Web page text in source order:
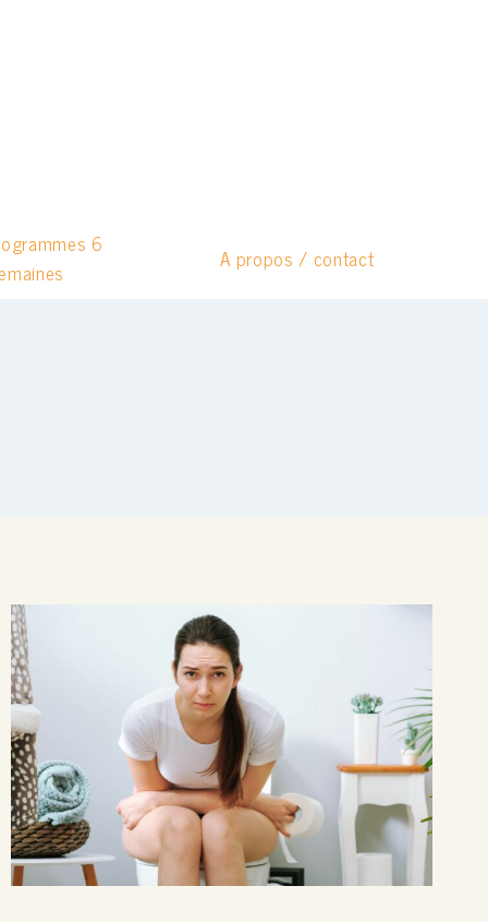
6
A propos / contact